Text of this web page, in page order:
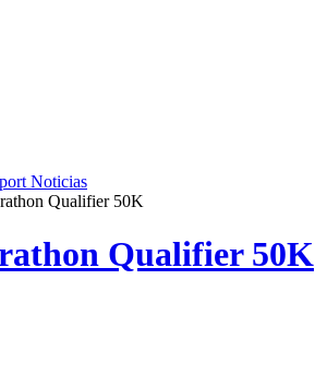
Noticias
Qualifier 50K
Qualifier 50K